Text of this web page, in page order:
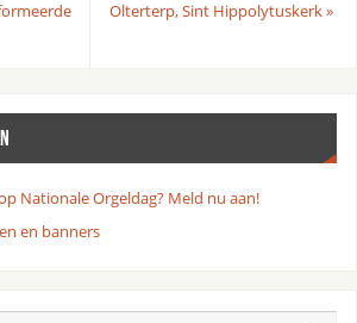
Olterterp, Sint Hippolytuskerk»
Nationale Orgeldag? Meld nu aan!
en banners